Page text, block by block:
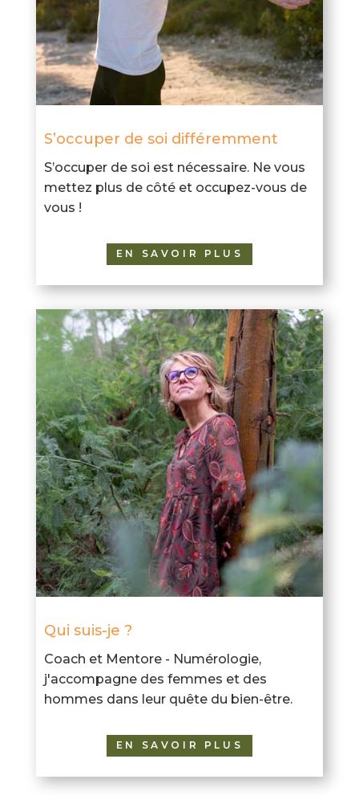
S’occuper de soi différemment
S’occuper de soi est nécessaire. Ne vous
mettez plus de côté et occupez-vous de
vous !
EN SAVOIR PLUS
Qui suis-je ?
Coach et Mentore - Numérologie,
j'accompagne des femmes et des
hommes dans leur quête du bien-être.
EN SAVOIR PLUS